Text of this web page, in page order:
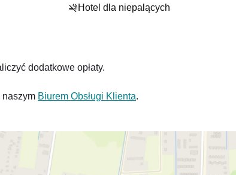
Hotel dla niepalących
dodatkowe opłaty.
naszym Biurem Obsługi Klienta.